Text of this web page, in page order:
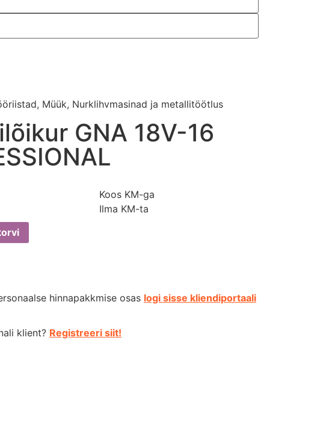
, Müük, Nurklihvmasinad ja metallitöötlus
GNA 18V-16
Koos KM-ga
Ilma KM-ta
hinnapakkmise osas logi sisse kliendiportaali
klient? Registreeri siit!